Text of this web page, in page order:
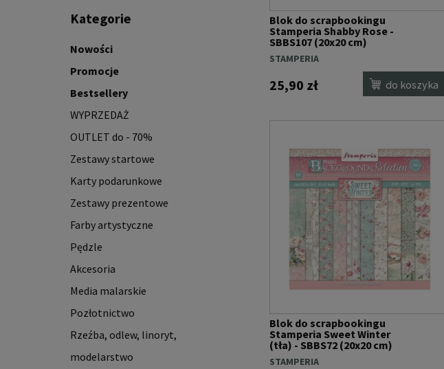
Kategorie
Nowości
Promocje
Bestsellery
WYPRZEDAŻ
OUTLET do - 70%
Zestawy startowe
Karty podarunkowe
Zestawy prezentowe
Farby artystyczne
Pędzle
Akcesoria
Media malarskie
Pozłotnictwo
Rzeźba, odlew, linoryt,
modelarstwo
Blok do scrapbookingu
Stamperia Shabby Rose -
SBBS107 (20x20 cm)
STAMPERIA
25,90 zł do koszyka
Blok do scrapbookingu
Stamperia Sweet Winter
(tła) - SBBS72 (20x20 cm)
STAMPERIA